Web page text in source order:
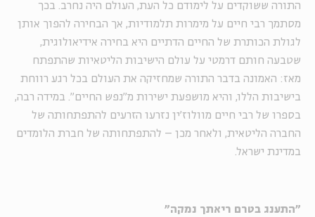
התורה ששוקדים על לימודם כל העת, העולם היה נחרב. בכך
מסתמך רבי חיים על מימרות תלמודיות, אך הבחירה להפוך אותן
לגולת הכותרת של החיים הדתיים היא בחירה אידיאולוגית,
שטבעה חותם דרמטי על עולם הישיבות הליטאיות שהתפתח
מאז: האמונה בדבר התורה שמחזיקה את העולם בכל רגע רווחת
בישיבות הללו, והיא מושפעת ישירות מ"נפש החיים". במידה רבה,
בספרו של רבי חיים מוולוז'ין נזרעו הזרעים להתפתחותה של
החברה הליטאית, ולאחר מכן – להתפתחותה של חברת הלומדים
במדינת ישראל.
"התענג בטרם ריאתך נמקה"